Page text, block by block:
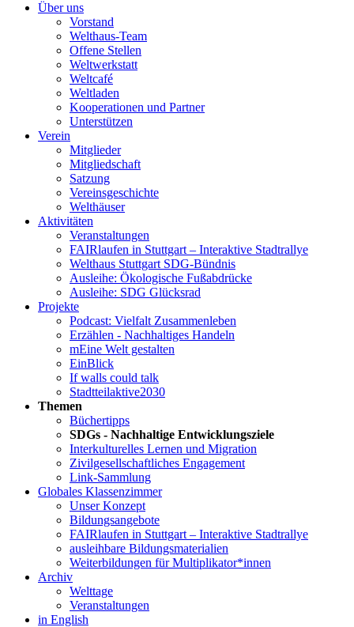
Über uns
Vorstand
Welthaus-Team
Offene Stellen
Weltwerkstatt
Weltcafé
Weltladen
Kooperationen und Partner
Unterstützen
Verein
Mitglieder
Mitgliedschaft
Satzung
Vereinsgeschichte
Welthäuser
Aktivitäten
Veranstaltungen
FAIRlaufen in Stuttgart – Interaktive Stadtrallye
Welthaus Stuttgart SDG-Bündnis
Ausleihe: Ökologische Fußabdrücke
Ausleihe: SDG Glücksrad
Projekte
Podcast: Vielfalt Zusammenleben
Erzählen - Nachhaltiges Handeln
mEine Welt gestalten
EinBlick
If walls could talk
Stadtteilaktive2030
Themen
Büchertipps
SDGs - Nachhaltige Entwicklungsziele
Interkulturelles Lernen und Migration
Zivilgesellschaftliches Engagement
Link-Sammlung
Globales Klassenzimmer
Unser Konzept
Bildungsangebote
FAIRlaufen in Stuttgart – Interaktive Stadtrallye
ausleihbare Bildungsmaterialien
Weiterbildungen für Multiplikator*innen
Archiv
Welttage
Veranstaltungen
in English